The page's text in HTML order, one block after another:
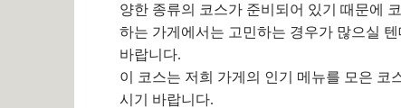
양한 종류의 코스가 준비되어 있기 때문에
하는 가게에서는 고민하는 경우가 많으실
바랍니다.
이 코스는 저희 가게의 인기 메뉴를 모은 코
시기 바랍니다.